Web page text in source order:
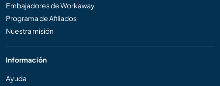
Embajadores de Workaway
Programa de Afiliados
Nuestra misión
Información
Ayuda